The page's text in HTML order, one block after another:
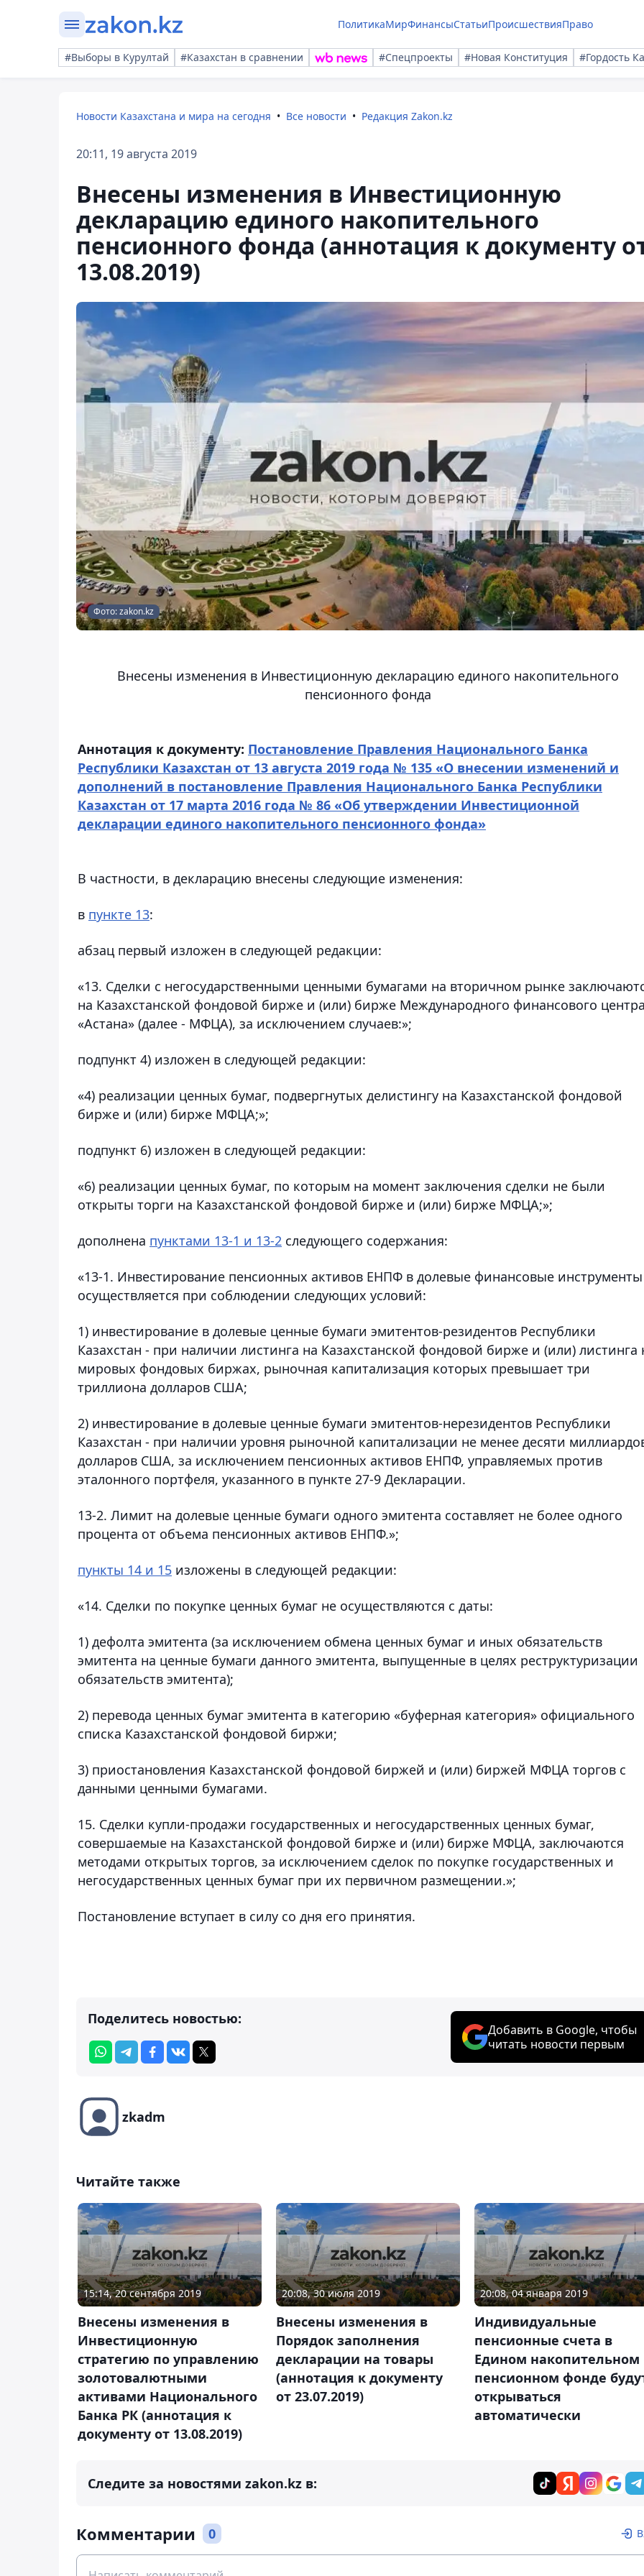
ПолитикаМирФинансыСтатьиПроисшествияПраво
#Выборы в Курултай #Казахстан в сравнении #Спецпроекты #Новая Конституция #Гордость
Новости Казахстана и мира на сегодня Все новости Редакция Zakon.kz
20:11, 19 августа 2019
Внесены изменения в Инвестиционную
декларацию единого накопительного
пенсионного фонда (аннотация к документу
13.08.2019)
Фото: zakon.kz
Внесены изменения в Инвестиционную декларацию единого накопительного
пенсионного фонда
Аннотация к документу: Постановление Правления Национального Банка
Республики Казахстан от 13 августа 2019 года № 135 «О внесении изменений и
дополнений в постановление Правления Национального Банка Республики
Казахстан от 17 марта 2016 года № 86 «Об утверждении Инвестиционной
декларации единого накопительного пенсионного фонда»
В частности, в декларацию внесены следующие изменения:
в пункте 13:
абзац первый изложен в следующей редакции:
«13. Сделки с негосударственными ценными бумагами на вторичном рынке
на Казахстанской фондовой бирже и (или) бирже Международного финансового
«Астана» (далее - МФЦА), за исключением случаев:»;
подпункт 4) изложен в следующей редакции:
«4) реализации ценных бумаг, подвергнутых делистингу на Казахстанской фондовой
бирже и (или) бирже МФЦА;»;
подпункт 6) изложен в следующей редакции:
«6) реализации ценных бумаг, по которым на момент заключения сделки не были
открыты торги на Казахстанской фондовой бирже и (или) бирже МФЦА;»;
дополнена пунктами 13-1 и 13-2 следующего содержания:
«13-1. Инвестирование пенсионных активов ЕНПФ в долевые финансовые инструменты
осуществляется при соблюдении следующих условий:
1) инвестирование в долевые ценные бумаги эмитентов-резидентов Республики
Казахстан - при наличии листинга на Казахстанской фондовой бирже и (или) листинга
мировых фондовых биржах, рыночная капитализация которых превышает три
триллиона долларов США;
2) инвестирование в долевые ценные бумаги эмитентов-нерезидентов Республики
Казахстан - при наличии уровня рыночной капитализации не менее десяти
долларов США, за исключением пенсионных активов ЕНПФ, управляемых против
эталонного портфеля, указанного в пункте 27-9 Декларации.
13-2. Лимит на долевые ценные бумаги одного эмитента составляет не более одного
процента от объема пенсионных активов ЕНПФ.»;
пункты 14 и 15 изложены в следующей редакции:
«14. Сделки по покупке ценных бумаг не осуществляются с даты:
1) дефолта эмитента (за исключением обмена ценных бумаг и иных обязательств
эмитента на ценные бумаги данного эмитента, выпущенные в целях реструктуризации
обязательств эмитента);
2) перевода ценных бумаг эмитента в категорию «буферная категория» официального
списка Казахстанской фондовой биржи;
3) приостановления Казахстанской фондовой биржей и (или) биржей МФЦА торгов с
данными ценными бумагами.
15. Сделки купли-продажи государственных и негосударственных ценных бумаг,
совершаемые на Казахстанской фондовой бирже и (или) бирже МФЦА, заключаются
методами открытых торгов, за исключением сделок по покупке государственных и
негосударственных ценных бумаг при их первичном размещении.»;
Постановление вступает в силу со дня его принятия.
Поделитесь новостью:
Добавить в Google, чтобы
читать новости первым
zkadm
Читайте также
15:14, 20 сентября 2019
Внесены изменения в
Инвестиционную
стратегию по управлению
золотовалютными
активами Национального
Банка РК (аннотация к
документу от 13.08.2019)
20:08, 30 июля 2019
Внесены изменения в
Порядок заполнения
декларации на товары
(аннотация к документу
от 23.07.2019)
20:08, 04 января 2019
Индивидуальные
пенсионные счета в
Едином накопительном
пенсионном фонде
открываться
автоматически
Следите за новостями zakon.kz в:
Комментарии 0